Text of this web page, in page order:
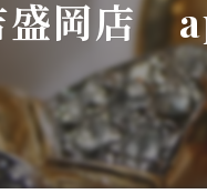
岡店